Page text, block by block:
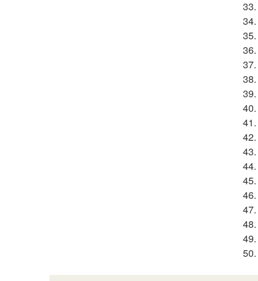
33.
34.
35.
36.
37.
38.
39.
40.
41.
42.
43.
44.
45.
46.
47.
48.
49.
50.